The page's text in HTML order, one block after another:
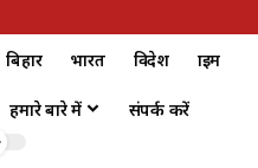
बिहार भारत विदेश क्राइम
हमारे बारे में संपर्क करें